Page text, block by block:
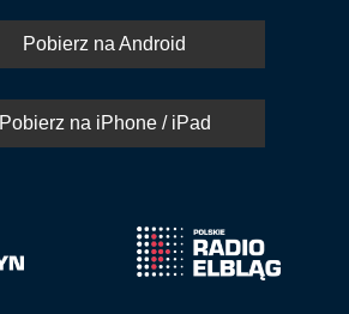
Pobierz na Android
Pobierz na iPhone / iPad